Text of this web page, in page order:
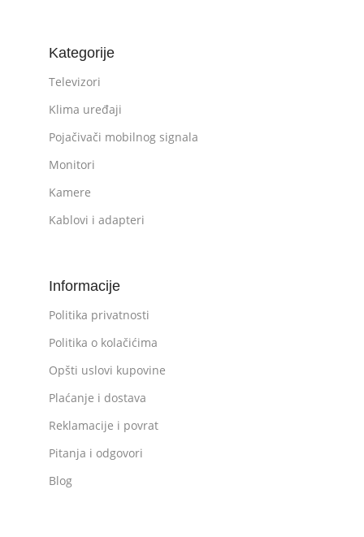
Kategorije
Televizori
Klima uređaji
Pojačivači mobilnog signala
Monitori
Kamere
Kablovi i adapteri
Informacije
Politika privatnosti
Politika o kolačićima
Opšti uslovi kupovine
Plaćanje i dostava
Reklamacije i povrat
Pitanja i odgovori
Blog